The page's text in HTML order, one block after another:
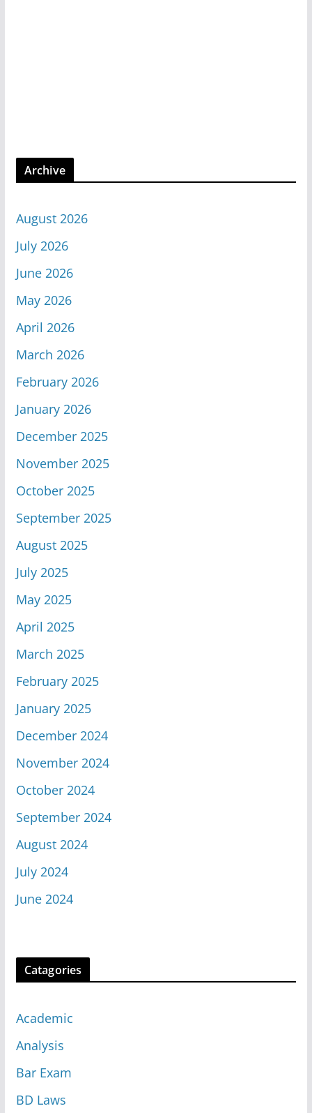
Archive
August 2026
July 2026
June 2026
May 2026
April 2026
March 2026
February 2026
January 2026
December 2025
November 2025
October 2025
September 2025
August 2025
July 2025
May 2025
April 2025
March 2025
February 2025
January 2025
December 2024
November 2024
October 2024
September 2024
August 2024
July 2024
June 2024
Catagories
Academic
Analysis
Bar Exam
BD Laws